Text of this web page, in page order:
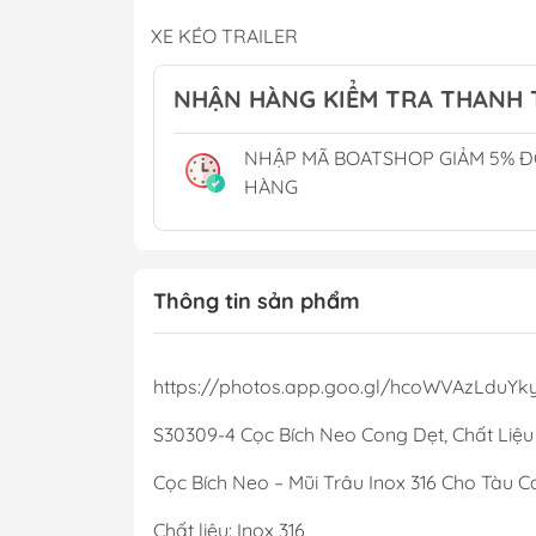
Thùng Xăng
Lọc Khử Mùi
XE KÉO TRAILER
THUYỀN BUỒM
CẮM TRẠI CAMPING
Phụ Kiện Hồ Cá - Bể Cá
NHẬN HÀNG KIỂM TRA THANH
NHẬP MÃ BOATSHOP GIẢM 5%
HÀNG
Thông tin sản phẩm
https://photos.app.goo.gl/
S30309-4 Cọc Bích Neo Cong Dẹt, Chất
Cọc Bích Neo – Mũi Trâu Inox 316 Cho Tàu
Chất liệu: Inox 316